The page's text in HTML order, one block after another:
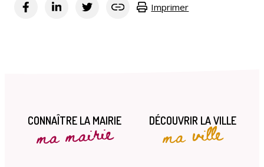
Imprimer
CONNAÎTRE LA MAIRIE
ma mairie DÉCOUVRIR LA VILLE
ma ville